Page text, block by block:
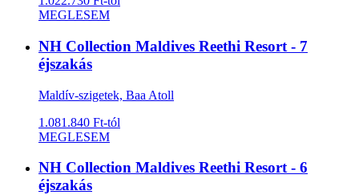
MEGLESEM
NH Collection Maldives Reethi Resort - 7
éjszakás
Maldív-szigetek, Baa Atoll
1.081.840 Ft-tól
MEGLESEM
NH Collection Maldives Reethi Resort - 6
éjszakás